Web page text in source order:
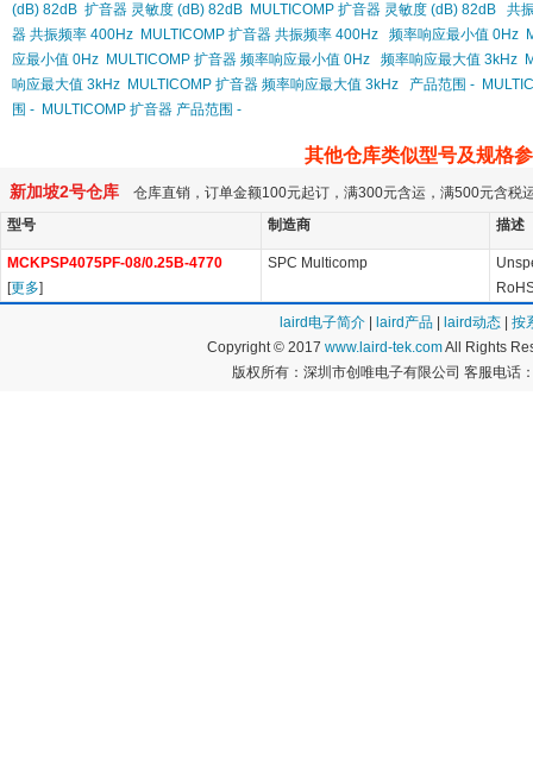
(dB) 82dB 扩音器 灵敏度 (dB) 82dB MULTICOMP 扩音器 灵敏度 (dB) 82dB
共
器 共振频率 400Hz MULTICOMP 扩音器 共振频率 400Hz 频率响应最小值 0Hz
应最小值 0Hz MULTICOMP 扩音器 频率响应最小值 0Hz 频率响应最大值 3kHz
响应最大值 3kHz MULTICOMP 扩音器 频率响应最大值 3kHz 产品范围 -
围 - MULTICOMP 扩音器 产品范围 -
其他仓库类似型号及规格
新加坡2号仓库 仓库直销，订单金额100元起订，满300元含运，满500元含税
型号
制造商 描述
MCKPSP4075PF-08/0.25B-4770
[更多]
SPC Multicomp
laird电子简介 laird产品 laird动态
按
Copyright © 2017 www.laird-tek.comAll Rights
版权所有：深圳市创唯电子有限公司 客服电话